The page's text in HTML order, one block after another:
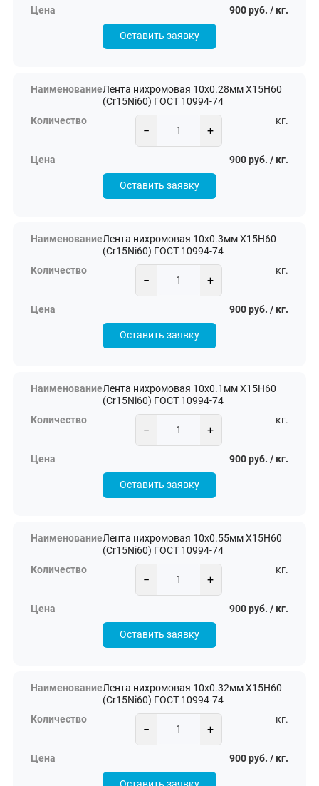
900 руб. / кг.
Оставить заявку
Лента нихромовая 10х0.28мм Х15Н60
(Cr15Ni60) ГОСТ 10994-74
− +
кг.
900 руб. / кг.
Оставить заявку
Лента нихромовая 10х0.3мм Х15Н60
(Cr15Ni60) ГОСТ 10994-74
− +
кг.
900 руб. / кг.
Оставить заявку
Лента нихромовая 10х0.1мм Х15Н60
(Cr15Ni60) ГОСТ 10994-74
− +
кг.
900 руб. / кг.
Оставить заявку
Лента нихромовая 10х0.55мм Х15Н60
(Cr15Ni60) ГОСТ 10994-74
− +
кг.
900 руб. / кг.
Оставить заявку
Лента нихромовая 10х0.32мм Х15Н60
(Cr15Ni60) ГОСТ 10994-74
− +
кг.
900 руб. / кг.